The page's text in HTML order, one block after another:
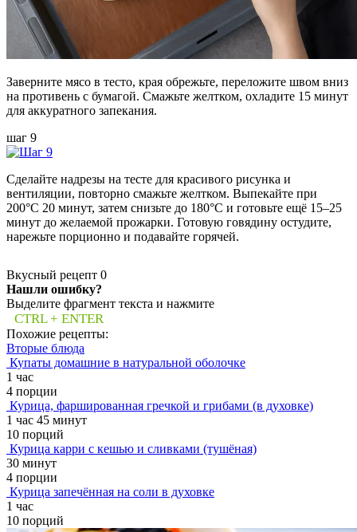
Заверните мясо в тесто, края обрежьте, переложите швом вниз
на противень с бумагой. Смажьте желтком, охладите 15 минут
для аккуратного запекания.
шаг 9
Сделайте надрезы на тесте для красивого рисунка и
вентиляции, повторно смажьте желтком. Выпекайте при
200°C 20 минут, затем снизьте до 180°C и готовьте ещё 15–25
минут до желаемой прожарки. Готовую говядину остудите,
нарежьте порционно и подавайте горячей.
Вкусный рецепт 0
Нашли ошибку?
Выделите фрагмент текста и нажмите
CTRL + ENTER
Похожие рецепты:
Вторые блюда
Купаты домашние в натуральной оболочке
1 час
4 порции
Курица, фаршированная гречкой и грибами (в духовке)
1 час 45 минут
10 порций
Курица карри с кешью и сливками (тушёная)
30 минут
4 порции
Курица запечённая на соли в духовке
1 час
10 порций